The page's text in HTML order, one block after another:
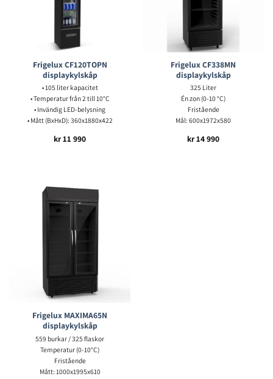
Frigelux CF120TOPN
displaykylskåp
• 105 liter kapacitet
• Temperatur från 2 till 10°C
• Invändig LED-belysning
• Mått (BxHxD): 360x1880x422
kr11 990
Frigelux CF338MN
displaykylskåp
325 Liter
Én zon (0-10 °C)
Fristående
Mål: 600x1972x580
kr14 990
Frigelux MAXIMA65N
displaykylskåp
559 burkar / 325 flaskor
Temperatur (0-10°C)
Fristående
Mått: 1000x1995x610